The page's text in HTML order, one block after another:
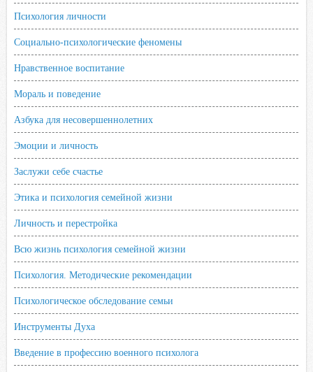
Психология личности
Социально-психологические феномены
Нравственное воспитание
Мораль и поведение
Азбука для несовершеннолетних
Эмоции и личность
Заслужи себе счастье
Этика и психология семейной жизни
Личность и перестройка
Всю жизнь психология семейной жизни
Психология. Методические рекомендации
Психологическое обследование семьи
Инструменты Духа
Введение в профессию военного психолога